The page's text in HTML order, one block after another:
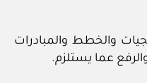
والخطط والمبادرات
عما يستلزم.